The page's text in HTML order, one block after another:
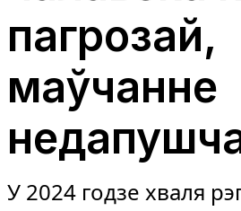
пагрозай,
маўчанне
У 2024 годзе хваля